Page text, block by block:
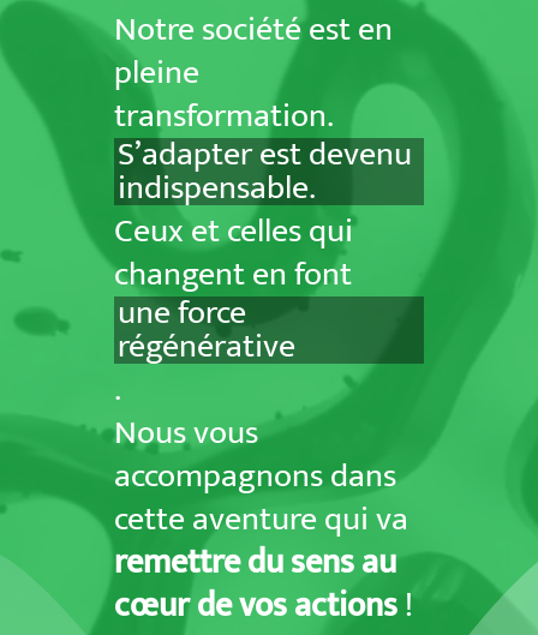
Notre société est en
pleine
transformation.
S’adapter est devenu
indispensable.
Ceux et celles qui
changent en font
une force
régénérative
.
Nous vous
accompagnons dans
cette aventure qui va
remettre du sens au
cœur de vos actions!